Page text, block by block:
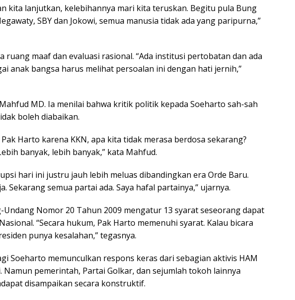
kita lanjutkan, kelebihannya mari kita teruskan. Begitu pula Bung
SBY dan Jokowi, semua manusia tidak ada yang paripurna,”
ruang maaf dan evaluasi rasional. “Ada institusi pertobatan dan ada
anak bangsa harus melihat persoalan ini dengan hati jernih,”
MD. Ia menilai bahwa kritik politik kepada Soeharto sah-sah
boleh diabaikan.
Harto karena KKN, apa kita tidak merasa berdosa sekarang?
banyak, lebih banyak,” kata Mahfud.
hari ini justru jauh lebih meluas dibandingkan era Orde Baru.
Sekarang semua partai ada. Saya hafal partainya,” ujarnya.
Nomor 20 Tahun 2009 mengatur 13 syarat seseorang dapat
“Secara hukum, Pak Harto memenuhi syarat. Kalau bicara
punya kesalahan,” tegasnya.
Soeharto memunculkan respons keras dari sebagian aktivis HAM
pemerintah, Partai Golkar, dan sejumlah tokoh lainnya
disampaikan secara konstruktif.